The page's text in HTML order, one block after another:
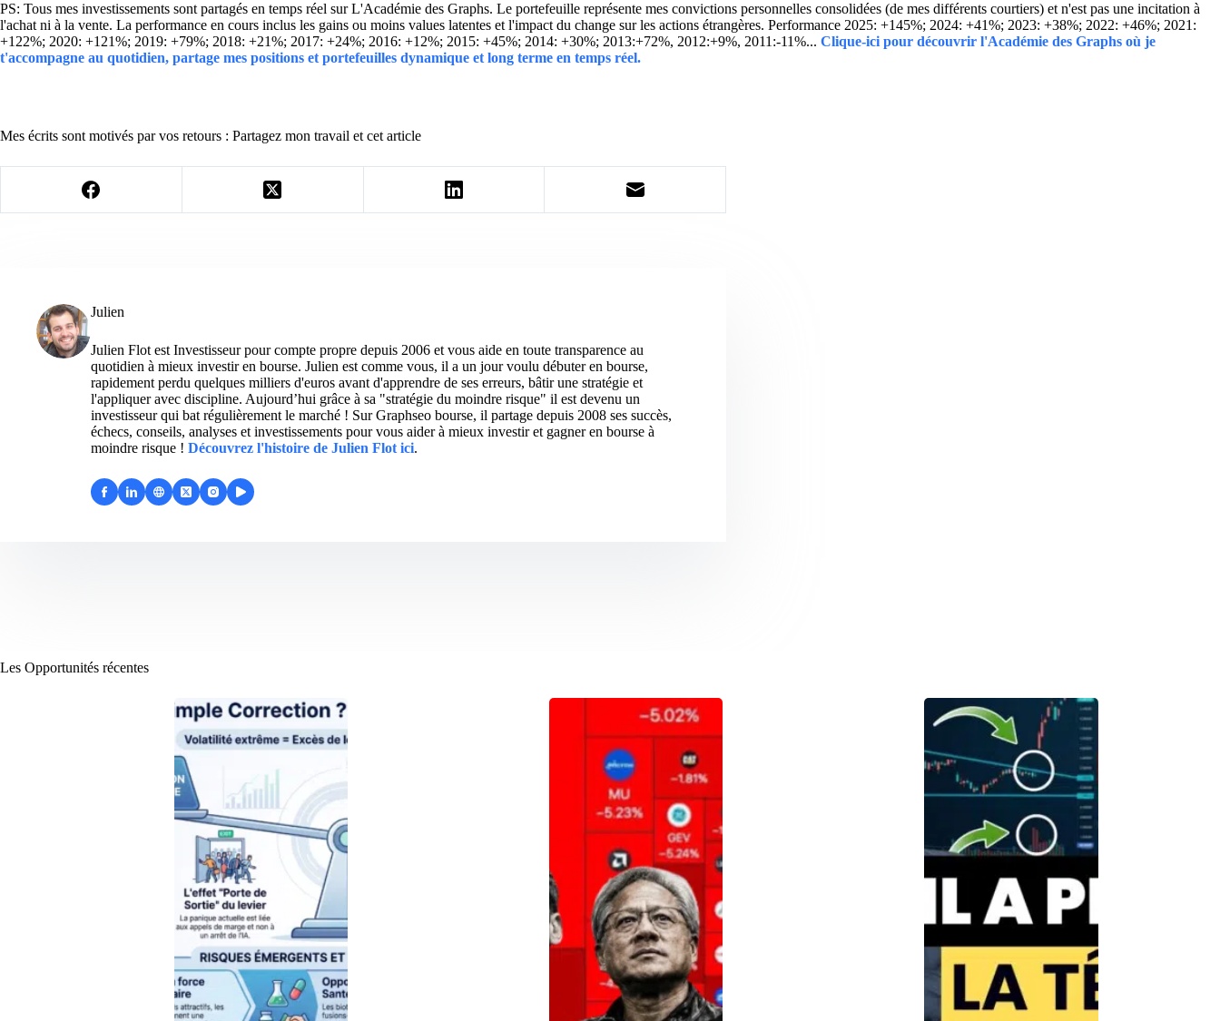
PS: Tous mes investissements sont partagés en temps réel sur L'Académie des Graphs. Le portefeuille représente mes convictions personnelles consolidées (de mes différents courtiers) et n'est pas une incitation à
l'achat ni à la vente. La performance en cours inclus les gains ou moins values latentes et l'impact du change sur les actions étrangères. Performance 2025: +145%; 2024: +41%; 2023: +38%; 2022: +46%; 2021:
+122%; 2020: +121%; 2019: +79%; 2018: +21%; 2017: +24%; 2016: +12%; 2015: +45%; 2014: +30%; 2013:+72%, 2012:+9%, 2011:-11%... Clique-ici pour découvrir l'Académie des Graphs où je
t'accompagne au quotidien, partage mes positions et portefeuilles dynamique et long terme en temps réel.
Mes écrits sont motivés par vos retours : Partagez mon travail et cet article
Julien
Julien Flot est Investisseur pour compte propre depuis 2006 et vous aide en toute transparence au
quotidien à mieux investir en bourse. Julien est comme vous, il a un jour voulu débuter en bourse,
rapidement perdu quelques milliers d'euros avant d'apprendre de ses erreurs, bâtir une stratégie et
l'appliquer avec discipline. Aujourd’hui grâce à sa "stratégie du moindre risque" il est devenu un
investisseur qui bat régulièrement le marché ! Sur Graphseo bourse, il partage depuis 2008 ses succès,
échecs, conseils, analyses et investissements pour vous aider à mieux investir et gagner en bourse à
moindre risque ! Découvrez l'histoire de Julien Flot ici.
Les Opportunités récentes